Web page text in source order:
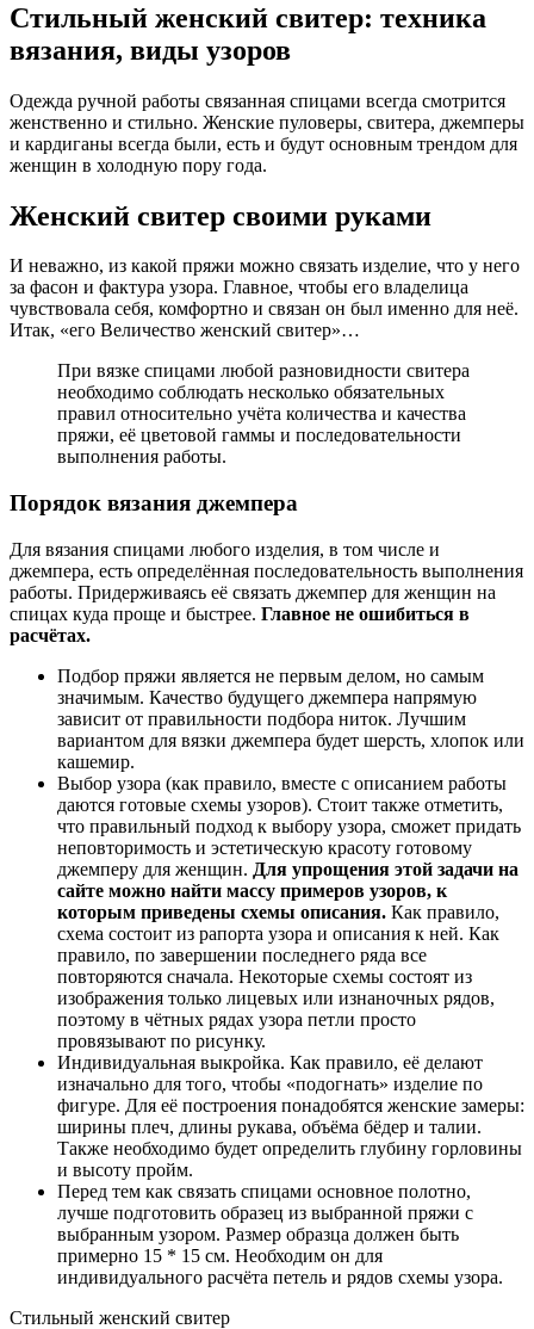
Стильный женский свитер: техника
вязания, виды узоров
Одежда ручной работы связанная спицами всегда смотрится
женственно и стильно. Женские пуловеры, свитера, джемперы
и кардиганы всегда были, есть и будут основным трендом для
женщин в холодную пору года.
Женский свитер своими руками
И неважно, из какой пряжи можно связать изделие, что у него
за фасон и фактура узора. Главное, чтобы его владелица
чувствовала себя, комфортно и связан он был именно для неё.
Итак, «его Величество женский свитер»…
При вязке спицами любой разновидности свитера
необходимо соблюдать несколько обязательных
правил относительно учёта количества и качества
пряжи, её цветовой гаммы и последовательности
выполнения работы.
Порядок вязания джемпера
Для вязания спицами любого изделия, в том числе и
джемпера, есть определённая последовательность выполнения
работы. Придерживаясь её связать джемпер для женщин на
спицах куда проще и быстрее. Главное не ошибиться в
расчётах.
Подбор пряжи является не первым делом, но самым
значимым. Качество будущего джемпера напрямую
зависит от правильности подбора ниток. Лучшим
вариантом для вязки джемпера будет шерсть, хлопок или
кашемир.
Выбор узора (как правило, вместе с описанием работы
даются готовые схемы узоров). Стоит также отметить,
что правильный подход к выбору узора, сможет придать
неповторимость и эстетическую красоту готовому
джемперу для женщин. Для упрощения этой задачи на
сайте можно найти массу примеров узоров, к
которым приведены схемы описания. Как правило,
схема состоит из рапорта узора и описания к ней. Как
правило, по завершении последнего ряда все
повторяются сначала. Некоторые схемы состоят из
изображения только лицевых или изнаночных рядов,
поэтому в чётных рядах узора петли просто
провязывают по рисунку.
Индивидуальная выкройка. Как правило, её делают
изначально для того, чтобы «подогнать» изделие по
фигуре. Для её построения понадобятся женские замеры:
ширины плеч, длины рукава, объёма бёдер и талии.
Также необходимо будет определить глубину горловины
и высоту пройм.
Перед тем как связать спицами основное полотно,
лучше подготовить образец из выбранной пряжи с
выбранным узором. Размер образца должен быть
примерно 15 * 15 см. Необходим он для
индивидуального расчёта петель и рядов схемы узора.
Стильный женский свитер